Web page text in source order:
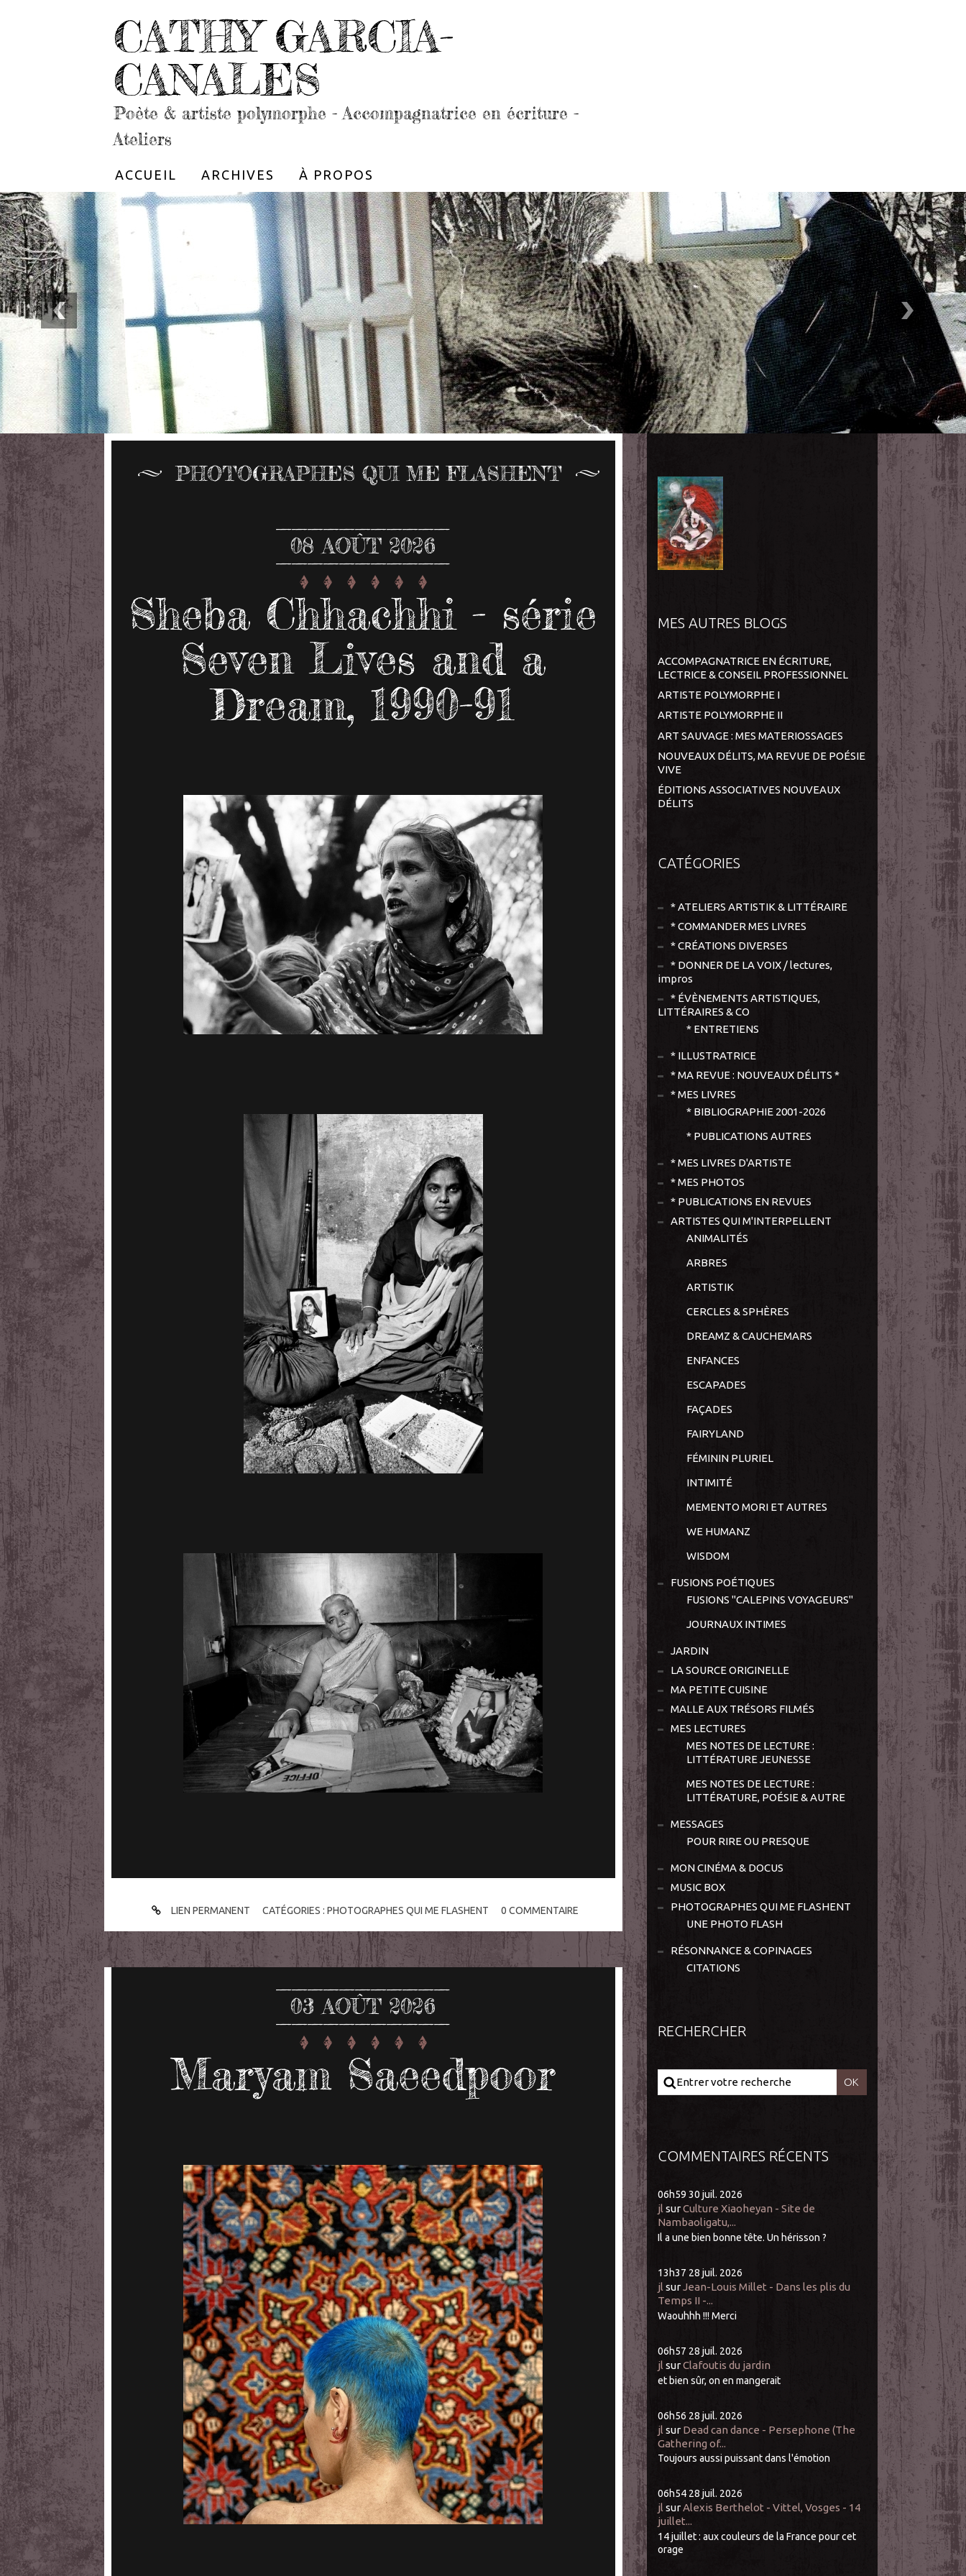
CATHY GARCIA-
CANALES
Poète & artiste polymorphe - Accompagnatrice en écriture -
Ateliers
ACCUEIL ARCHIVES À PROPOS
PHOTOGRAPHES QUI ME FLASHENT
08 AOÛT 2026
Sheba Chhachhi - série
Seven Lives and a
Dream, 1990-91
LIEN PERMANENT CATÉGORIES : PHOTOGRAPHES QUI ME FLASHENT 0 COMMENTAIRE
03 AOÛT 2026
Maryam Saeedpoor
MES AUTRES BLOGS
ACCOMPAGNATRICE EN ÉCRITURE,
LECTRICE & CONSEIL PROFESSIONNEL
ARTISTE POLYMORPHE I
ARTISTE POLYMORPHE II
ART SAUVAGE : MES MATERIOSSAGES
NOUVEAUX DÉLITS, MA REVUE DE POÉSIE
VIVE
ÉDITIONS ASSOCIATIVES NOUVEAUX
DÉLITS
CATÉGORIES
* ATELIERS ARTISTIK & LITTÉRAIRE
* COMMANDER MES LIVRES
* CRÉATIONS DIVERSES
* DONNER DE LA VOIX / lectures,
impros
* ÉVÈNEMENTS ARTISTIQUES,
LITTÉRAIRES & CO
* ENTRETIENS
* ILLUSTRATRICE
* MA REVUE : NOUVEAUX DÉLITS *
* MES LIVRES
* BIBLIOGRAPHIE 2001-2026
* PUBLICATIONS AUTRES
* MES LIVRES D'ARTISTE
* MES PHOTOS
* PUBLICATIONS EN REVUES
ARTISTES QUI M'INTERPELLENT
ANIMALITÉS
ARBRES
ARTISTIK
CERCLES & SPHÈRES
DREAMZ & CAUCHEMARS
ENFANCES
ESCAPADES
FAÇADES
FAIRYLAND
FÉMININ PLURIEL
INTIMITÉ
MEMENTO MORI ET AUTRES
WE HUMANZ
WISDOM
FUSIONS POÉTIQUES
FUSIONS "CALEPINS VOYAGEURS"
JOURNAUX INTIMES
JARDIN
LA SOURCE ORIGINELLE
MA PETITE CUISINE
MALLE AUX TRÉSORS FILMÉS
MES LECTURES
MES NOTES DE LECTURE :
LITTÉRATURE JEUNESSE
MES NOTES DE LECTURE :
LITTÉRATURE, POÉSIE & AUTRE
MESSAGES
POUR RIRE OU PRESQUE
MON CINÉMA & DOCUS
MUSIC BOX
PHOTOGRAPHES QUI ME FLASHENT
UNE PHOTO FLASH
RÉSONNANCE & COPINAGES
CITATIONS
RECHERCHER
COMMENTAIRES RÉCENTS
06h59 30 juil. 2026
jl surCulture Xiaoheyan - Site de
Nambaoligatu,...
Il a une bien bonne tête. Un hérisson ?
13h37 28 juil. 2026
jl surJean-Louis Millet - Dans les plis du
Temps II -...
Waouhhh !!! Merci
06h57 28 juil. 2026
jl surClafoutis du jardin
et bien sûr, on en mangerait
06h56 28 juil. 2026
jl surDead can dance - Persephone (The
Gathering of...
Toujours aussi puissant dans l'émotion
06h54 28 juil. 2026
jl surAlexis Berthelot - Vittel, Vosges - 14
juillet...
14 juillet : aux couleurs de la France pour cet
orage